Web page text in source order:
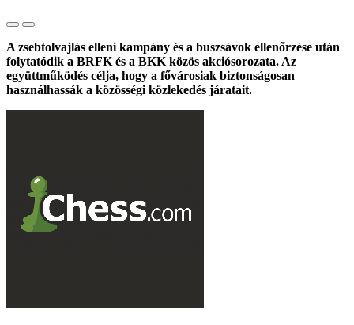
A zsebtolvajlás elleni kampány és a buszsávok ellenőrzése után
folytatódik a BRFK és a BKK közös akciósorozata. Az
együttműködés célja, hogy a fővárosiak biztonságosan
használhassák a közösségi közlekedés járatait.